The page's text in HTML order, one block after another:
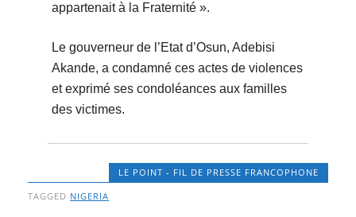
appartenait à la Fraternité ».
Le gouverneur de l’Etat d’Osun, Adebisi
Akande, a condamné ces actes de violences
et exprimé ses condoléances aux familles
des victimes.
LE POINT - FIL DE PRESSE FRANCOPHONE
TAGGED NIGERIA